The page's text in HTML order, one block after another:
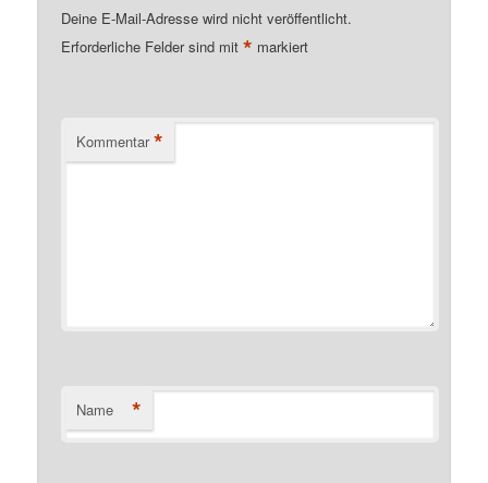
Deine E-Mail-Adresse wird nicht veröffentlicht.
Erforderliche Felder sind mit* markiert
Kommentar *
Name *